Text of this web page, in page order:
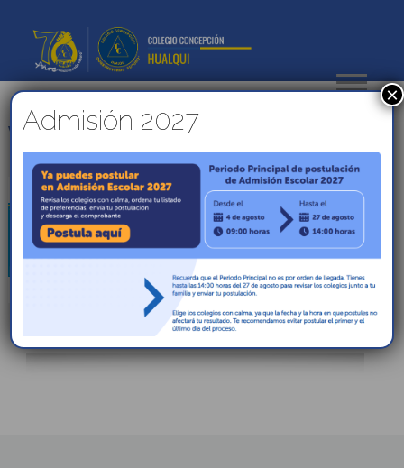
VERINFLUENCERSALONISANOS
PUBLICADO EL 4
JULIO, 2020
DESAFÍO:
BUSCANDO
INFLUENCERS
ALONSIANOS
Admisión 2027
×